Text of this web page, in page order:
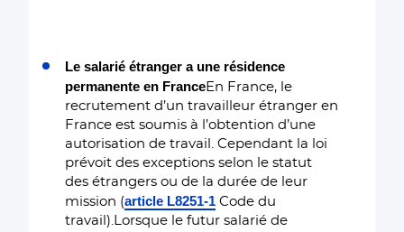
Le salarié étranger a une résidence
permanente en FranceEn France, le
recrutement d’un travailleur étranger en
France est soumis à l’obtention d’une
autorisation de travail. Cependant la loi
prévoit des exceptions selon le statut
des étrangers ou de la durée de leur
mission (article L8251-1 Code du
travail).Lorsque le futur salarié de